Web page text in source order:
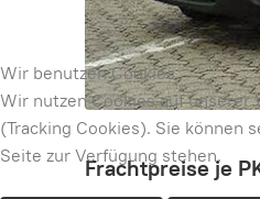
Frachtpreise je
Wir benutzen Cookies
Wir nutzen Cookies auf unserer
(Tracking Cookies). Sie können
Seite zur Verfügung stehen.